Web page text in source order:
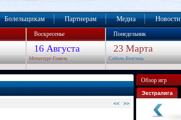
Болельщикам Партнерам Медиа Новости
Воскресенье Понедельник
16 Августа 23 Марта
Металлург-Гомель Соболь-Белсталь
<< >>
Обзор игр
Экстралига